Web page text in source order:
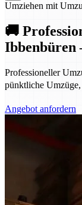
Umziehen mit
🚚
Ibbenbüren
Professioneller
pünktliche
Angebot anfordern